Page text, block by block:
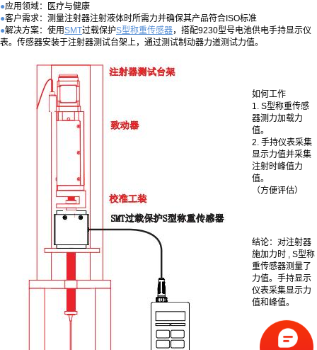
●应用领域：医疗与健康
●客户需求：测量注射器注射液体时所需力并确保其产品符合ISO标准
●解决方案：使用SMT过载保护S型称重传感器，搭配9230型号电池供电手持显示仪
表。传感器安装于注射器测试台架上，通过测试制动器力道测试力值。
如何工作
1. S型称重传感
器测力加载力
值。
2. 手持仪表采集
显示力值并采集
注射时峰值力
值。
（方便评估）
结论：对注射器
施加力时 , S型称
重传感器测量了
力值。手持显示
仪表采集显示力
值和峰值。